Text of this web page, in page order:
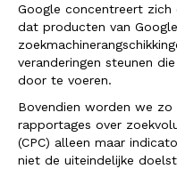
Google concentreert
dat producten van
veranderingen steunen
door te voeren.
Bovendien worden we
rapportages over
(CPC) alleen maar
niet de uiteindelijke